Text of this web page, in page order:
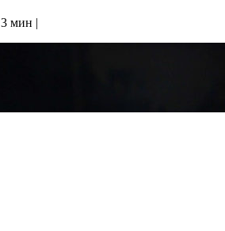
3 мин |